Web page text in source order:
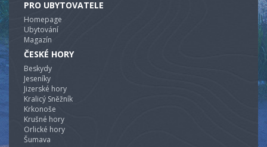
PRO UBYTOVATELE
Homepage
Ubytování
Magazín
ČESKÉ HORY
Beskydy
Jeseníky
Jizerské hory
Kralicý Sněžník
Krkonoše
Krušné hory
Orlické hory
Šumava